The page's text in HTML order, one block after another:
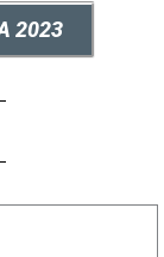
2023